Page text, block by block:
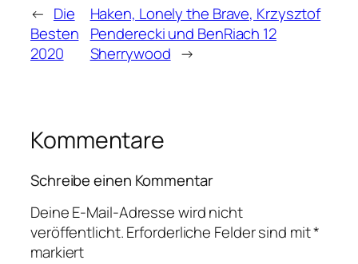
← Die
Besten
2020
Haken, Lonely the Brave, Krzysztof
Penderecki und BenRiach 12
Sherrywood →
Kommentare
Schreibe einen Kommentar
Deine E-Mail-Adresse wird nicht
veröffentlicht.Erforderliche Felder sind mit*
markiert